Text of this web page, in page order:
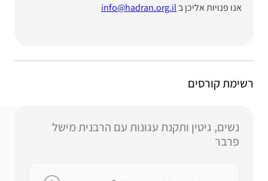
אנו פנויות אליכן בinfo@hadran.org.il
רשימת קורסים
נשים, גיטין ותקנת עגונות עם הרבנית מישל
פרבר